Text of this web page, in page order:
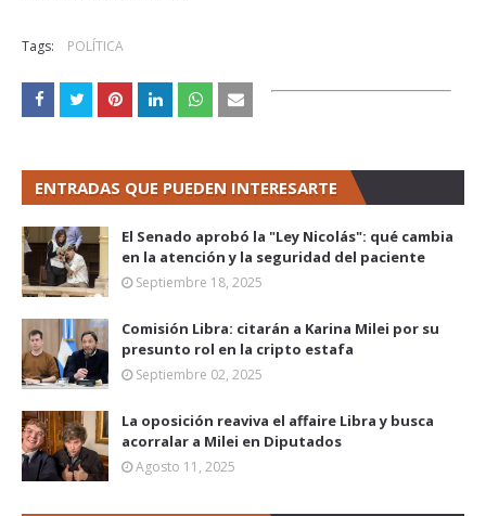
Tags: POLÍTICA
ENTRADAS QUE PUEDEN INTERESARTE
El Senado aprobó la "Ley Nicolás": qué cambia
en la atención y la seguridad del paciente
Septiembre 18, 2025
Comisión Libra: citarán a Karina Milei por su
presunto rol en la cripto estafa
Septiembre 02, 2025
La oposición reaviva el affaire Libra y busca
acorralar a Milei en Diputados
Agosto 11, 2025